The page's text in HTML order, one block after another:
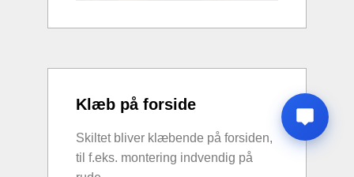
Klæb på forside
Skiltet bliver klæbende på forsiden,
til f.eks. montering indvendig på